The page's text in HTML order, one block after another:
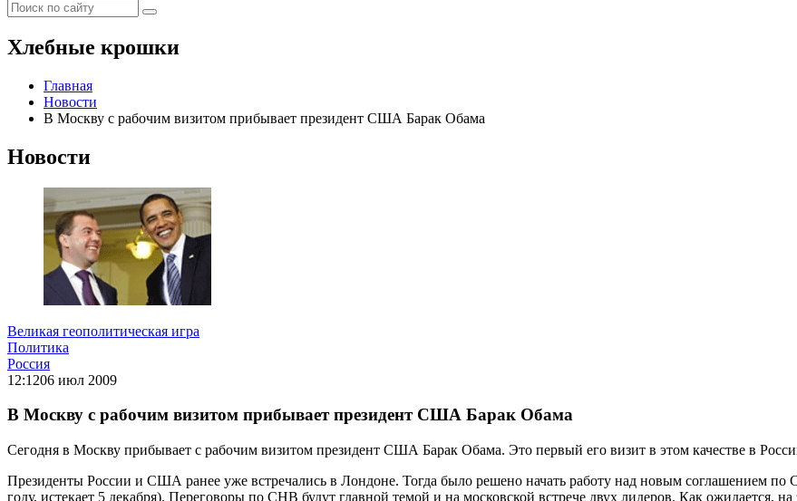
Хлебные крошки
Главная
Новости
В Москву с рабочим визитом прибывает президент США Барак Обама
Новости
Великая геополитическая игра
Политика
Россия
12:1206 июл 2009
В Москву с рабочим визитом прибывает президент США Барак Обама
Сегодня в Москву прибывает с рабочим визитом президент США Барак Обама. Это первый его визит в этом качестве в
Президенты России и США ранее уже встречались в Лондоне. Тогда было решено начать работу над новым соглашением по
году, истекает 5 декабря). Переговоры по СНВ будут главной темой и на московской встрече двух лидеров. Как ожидается,